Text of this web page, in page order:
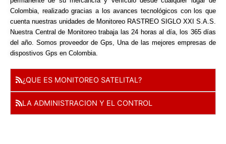
Colombia, realizado gracias a los avances tecnológicos con los que
cuenta nuestras unidades de Monitoreo RASTREO SIGLO XXI S.A.S.
Nuestra Central de Monitoreo trabaja las 24 horas al día, los 365 días
del año. Somos proveedor de Gps, Una de las mejores empresas de
dispostivos Gps en Colombia.
¿QUE ES MONITOREO SATELITAL?
LA ADMINISTRACION Y EL CONTROL